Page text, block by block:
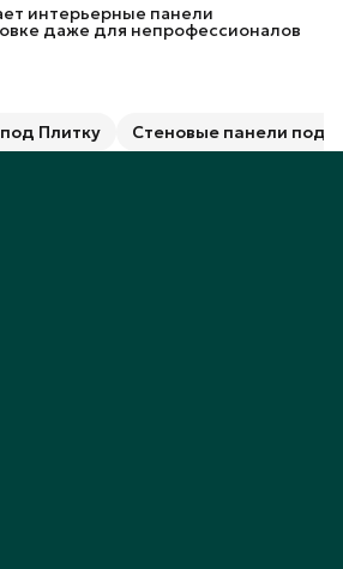
интерьерные панели
даже для непрофессионалов
Плитку Стеновые панели под